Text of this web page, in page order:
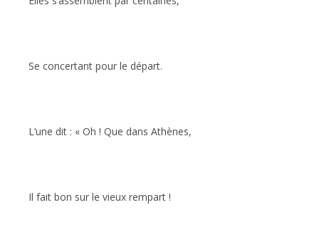
Se concertant pour le départ.
L’une dit : « Oh ! Que dans Athènes,
Il fait bon sur le vieux rempart !